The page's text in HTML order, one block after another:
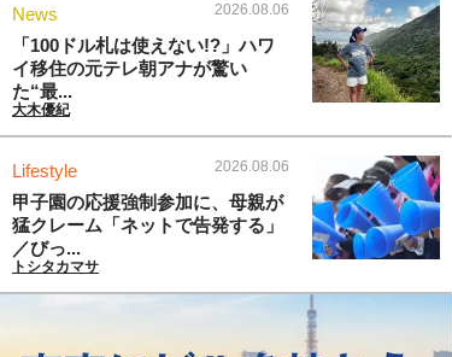
News 2026.08.06
「100ドル札は使えない!?」ハワ
イ移住の元テレ朝アナが驚い
た“最...
大木優紀
Lifestyle 2026.08.06
甲子園の応援強制参加に、母親が
猛クレーム「ネットで告発する」
／びっ...
トシタカマサ